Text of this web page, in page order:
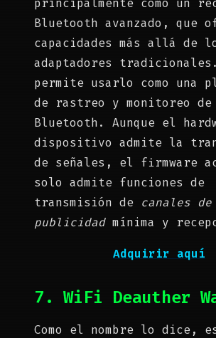
Bluetooth avanzado, que
capacidades más allá de
adaptadores
permite usarlo como una
de rastreo y monitoreo de
Bluetooth. Aunque el
dispositivo admite la
de señales, el firmware
solo admite funciones de
transmisión de canales de
publicidadmínima y
Adquirir aquí
7. WiFi Deauther
Como el nombre lo dice,